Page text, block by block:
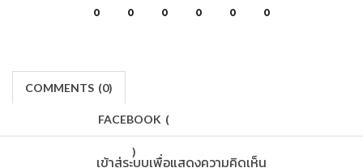
0 0 0 0 0 0
COMMENTS (0)
FACEBOOK (
)
เข้าสู่ระบบเพื่อแสดงความคิดเห็น